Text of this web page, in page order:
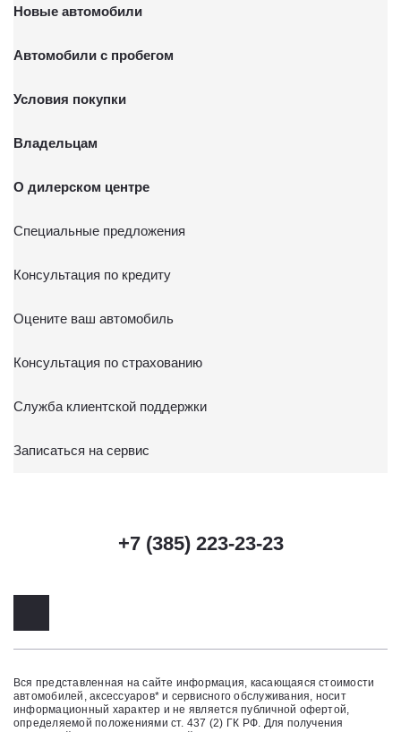
Новые автомобили
Автомобили с пробегом
Условия покупки
Владельцам
О дилерском центре
Специальные предложения
Консультация по кредиту
Оцените ваш автомобиль
Консультация по страхованию
Служба клиентской поддержки
Записаться на сервис
+7 (385) 223-23-23
Вся представленная на сайте информация, касающаяся стоимости
автомобилей, аксессуаров* и сервисного обслуживания, носит
информационный характер и не является публичной офертой,
определяемой положениями ст. 437 (2) ГК РФ. Для получения